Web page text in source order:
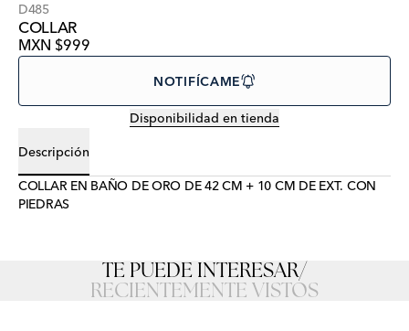
D485
COLLAR
MXN $999
NOTIFÍCAME
Disponibilidad en tienda
Descripción
COLLAR EN BAÑO DE ORO DE 42 CM + 10 CM DE EXT. CON
PIEDRAS
TE PUEDE INTERESAR/
RECIENTEMENTE VISTOS